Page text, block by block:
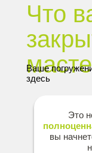
Что
Ваше
здесь
Это
вы